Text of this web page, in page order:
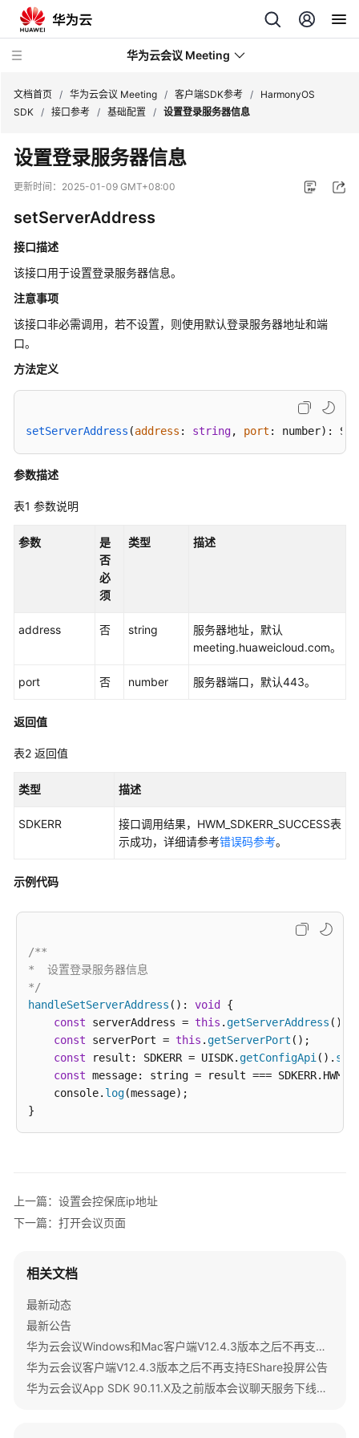
华为云会议 Meeting
最
新
动
务
公
产
介
绍
费
明
购
指
入
管
员
南
视
会
户
南
网
络
研
讨
智
室
用
南
开
发
与
集
文档首页 / 华为云会议 Meeting / 客户端SDK参考 /
HarmonyOS
SDK / 接口参考 / 基础配置 / 设置登录服务器信息
设置登录服务器信息
更新时间： 2025-01-09 GMT+08:00
setServerAddress
接口描述
该接口用于设置登录服务器信息。
注意事项
该接口非必需调用，若不设置，则使用默认登录服务器地址和端
口。
方法定义
setServerAddress (address : string, port : number):
参数描述
表1 参数说明
参数
是
否
必
须
类型 描述
address 否 string
服务器地址，默认
meeting.huaweicloud.com。
port 否 number 服务器端口，默认443。
返回值
表2 返回值
类型 描述
SDKERR
接口调用结果，HWM_SDKERR_SUCCESS表
示成功，详细请参考错误码参考。
示例代码
/**
*  设置登录服务器信息
*/
handleSetServerAddress (): void
{
const serverAddress = this .getServerAddress ();
const serverPort = this .getServerPort ();
const result: SDKERR = UISDK.getConfigApi ().
const message: string = result ===
    console.
log(message);
上一篇：设置会控保底ip地址
下一篇：打开会议页面
相关文档
最新动态
最新公告
华为云会议Windows和Mac客户端V12.4.3版本之后不再支持IdeaShare投屏公告
华为云会议客户端V12.4.3版本之后不再支持EShare投屏公告
华为云会议App SDK 90.11.X及之前版本会议聊天服务下线公告